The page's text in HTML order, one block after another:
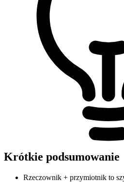
Krótkie podsumowanie
Rzeczownik + przymiotnik to